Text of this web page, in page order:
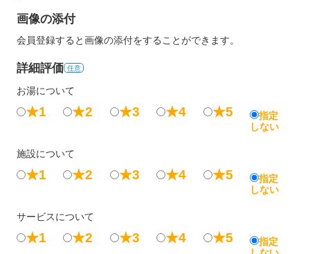
画像の添付
会員登録すると画像の添付をすることができます。
詳細評価 任意
お湯について
★1 ★2 ★3 ★4 ★5
指定
しない
施設について
★1 ★2 ★3 ★4 ★5
指定
しない
サービスについて
★1 ★2 ★3 ★4 ★5
指定